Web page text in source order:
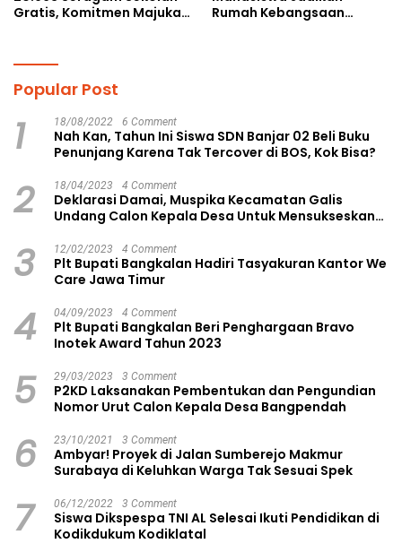
Gratis, Komitmen Majukan
Rumah Kebangsaan
Popular Post
1 18/08/2022 6 Comment
Nah Kan, Tahun Ini Siswa SDN Banjar 02 Beli Buku
Penunjang Karena Tak Tercover di BOS, Kok Bisa?
2 18/04/2023 4 Comment
Deklarasi Damai, Muspika Kecamatan Galis
Undang Calon Kepala Desa Untuk Mensukseskan
3 12/02/2023 4 Comment
Plt Bupati Bangkalan Hadiri Tasyakuran Kantor We
Care Jawa Timur
4 04/09/2023 4 Comment
Plt Bupati Bangkalan Beri Penghargaan Bravo
Inotek Award Tahun 2023
5 29/03/2023 3 Comment
P2KD Laksanakan Pembentukan dan Pengundian
Nomor Urut Calon Kepala Desa Bangpendah
6 23/10/2021 3 Comment
Ambyar! Proyek di Jalan Sumberejo Makmur
Surabaya di Keluhkan Warga Tak Sesuai Spek
7 06/12/2022 3 Comment
Siswa Dikspespa TNI AL Selesai Ikuti Pendidikan di
Kodikdukum Kodiklatal